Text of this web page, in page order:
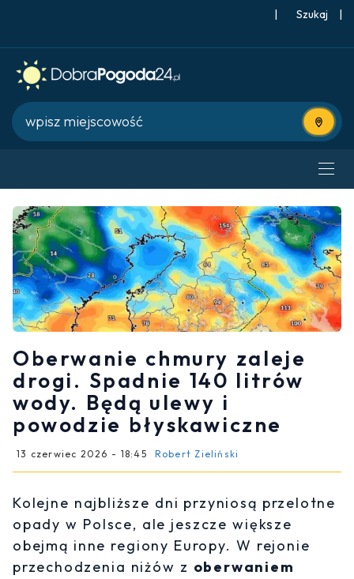
| |
Użyj
Oberwanie chmury zaleje
drogi. Spadnie 140 litrów
wody. Będą ulewy i
powodzie błyskawiczne
13 czerwiec 2026 - 18:45 Robert Zieliński
Kolejne najbliższe dni przyniosą przelotne
opady w Polsce, ale jeszcze większe
obejmą inne regiony Europy. W rejonie
przechodzenia niżów z oberwaniem